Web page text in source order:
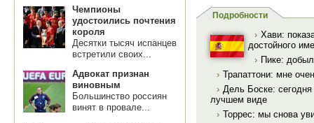
Чемпионы
удостоились почтения
короля
Десятки тысяч испанцев
встретили своих...
Адвокат признан
виновным
Большинство россиян
винят в провале...
Подробности
› Хави:
достойного
› Пике:
› Трапаттони: мне
› Дель Боске:
лучшем виде
› Торрес: мы снова